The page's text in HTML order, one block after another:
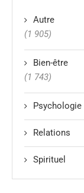
Autre
(1 905)
Bien-être
(1 743)
Psychologie
Relations
Spirituel